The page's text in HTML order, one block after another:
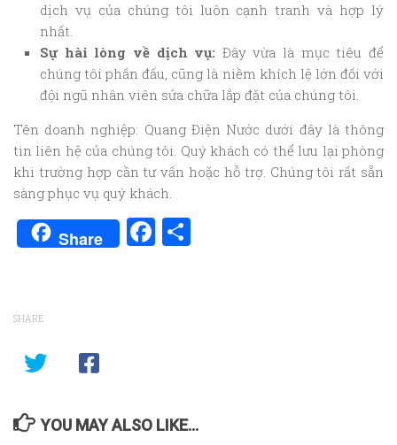
dịch vụ của chúng tôi luôn cạnh tranh và hợp lý
nhất.
Sự hài lòng về dịch vụ: Đây vừa là mục tiêu để
chúng tôi phấn đấu, cũng là niềm khích lệ lớn đối với
đội ngũ nhân viên sửa chữa lắp đặt của chúng tôi.
Tên doanh nghiệp: Quang Điện Nước dưới đây là thông
tin liên hệ của chúng tôi. Quý khách có thể lưu lại phòng
khi trường hợp cần tư vấn hoặc hỗ trợ. Chúng tôi rất sẵn
sàng phục vụ quý khách.
Share Facebook
SHARE
YOU MAY ALSO LIKE...